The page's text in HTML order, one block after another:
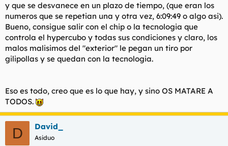
y que se desvanece en un plazo de tiempo, (que eran los
numeros que se repetian una y otra vez, 6:09:49 o algo asi).
Bueno, consigue salir con el chip o la tecnologia que
controla el hypercubo y todas sus condiciones y claro, los
malos malisimos del "exterior" le pegan un tiro por
gilipollas y se quedan con la tecnologia.
Eso es todo, creo que es lo que hay, y sino OS MATARE A
TODOS.
D David_
Asiduo